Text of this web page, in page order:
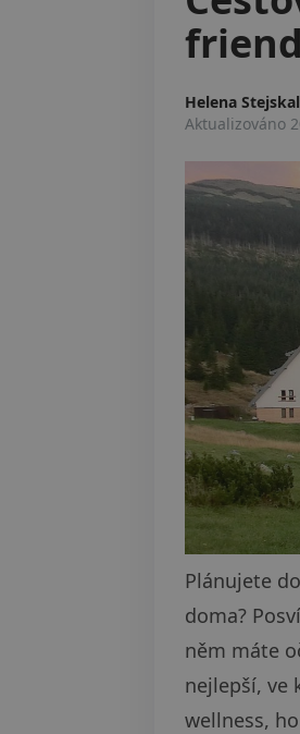
Helena
Aktualizováno
Plánujete
doma?
něm máte
nejlepší, ve
wellness,